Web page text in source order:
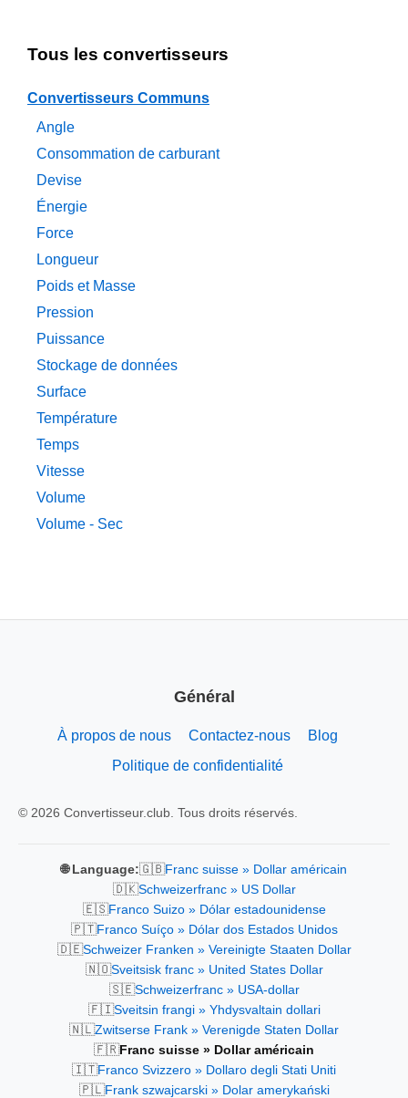
Tous les convertisseurs
Convertisseurs Communs
Angle
Consommation de carburant
Devise
Énergie
Force
Longueur
Poids et Masse
Pression
Puissance
Stockage de données
Surface
Température
Temps
Vitesse
Volume
Volume - Sec
Général
À propos de nous Contactez-nous
Blog
Politique de confidentialité
© 2026 Convertisseur.club. Tous droits réservés.
🌐 Language:🇬🇧Franc suisse » Dollar américain
🇩🇰Schweizerfranc » US Dollar
🇪🇸Franco Suizo » Dólar estadounidense
🇵🇹Franco Suíço » Dólar dos Estados Unidos
🇩🇪Schweizer Franken » Vereinigte Staaten Dollar
🇳🇴Sveitsisk franc » United States Dollar
🇸🇪Schweizerfranc » USA-dollar
🇫🇮Sveitsin frangi » Yhdysvaltain dollari
🇳🇱Zwitserse Frank » Verenigde Staten Dollar
🇫🇷Franc suisse » Dollar américain
🇮🇹Franco Svizzero » Dollaro degli Stati Uniti
🇵🇱Frank szwajcarski » Dolar amerykański